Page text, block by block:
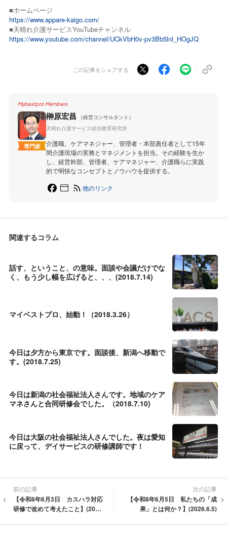
■ホームページ
https://www.appare-kaigo.com/
■天晴れ介護サービスYouTubeチャンネル
https://www.youtube.com/channel/UCkVbH0v-pv3Bb5lnl_HOgJQ
この記事をシェアする
Mybestpro Members
専門家
榊原宏昌
（経営コンサルタント）
天晴れ介護サービス総合教育研究所
介護職、ケアマネジャー、管理者・本部責任者として15年
間介護現場の実務とマネジメントを担当。その経験を生か
し、経営幹部、管理者、ケアマネジャー、介護職らに実践
的で明快なコンセプトとノウハウを提供する。
他のリンク
関連するコラム
話す、ということ、の意味。面談や会議だけでな
く、もう少し幅を広げると、、、(2018.7.14)
マイベストプロ、始動！（2018.3.26）
今日は夕方から東京です。面談後、新潟へ移動で
す。(2018.7.25)
今日は新潟の社会福祉法人さんです。地域のケア
マネさんと合同研修会でした。（2018.7.10)
今日は大阪の社会福祉法人さんでした。夜は愛知
に戻って、デイサービスの研修講師です！
前の記事
【令和8年6月3日 カスハラ対応
研修で改めて考えたこと】(202
次の記事
【令和8年6月5日 私たちの「成
果」とは何か？】(2026.6.5)